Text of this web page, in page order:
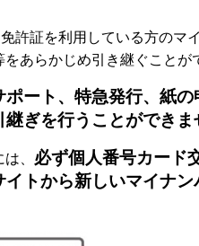
許証を利用している方のマ
あらかじめ引き継ぐことが
ート、特急発行、紙
ぎを行うことができま
、 必ず個人番号カード
トから新しいマイナ